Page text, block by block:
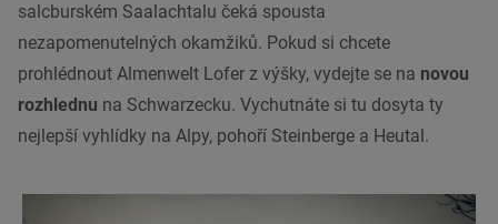
salcburském Saalachtalu čeká spousta
nezapomenutelných okamžiků. Pokud si chcete
prohlédnout Almenwelt Lofer z výšky, vydejte se na novou
rozhlednu na Schwarzecku. Vychutnáte si tu dosyta ty
nejlepší vyhlídky na Alpy, pohoří Steinberge a Heutal.